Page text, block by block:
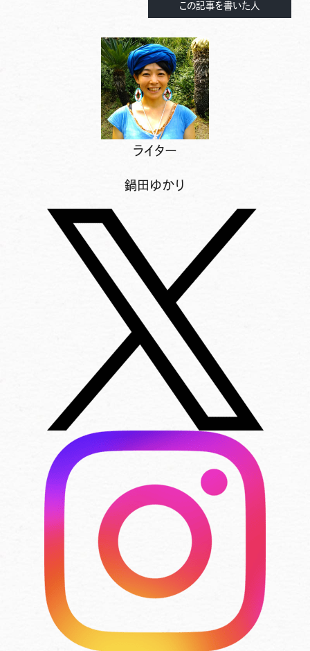
この記事を書いた人
ライター
鍋田ゆかり